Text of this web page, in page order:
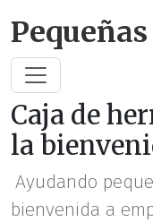
Caja de
la
Ayudando
bienvenida a